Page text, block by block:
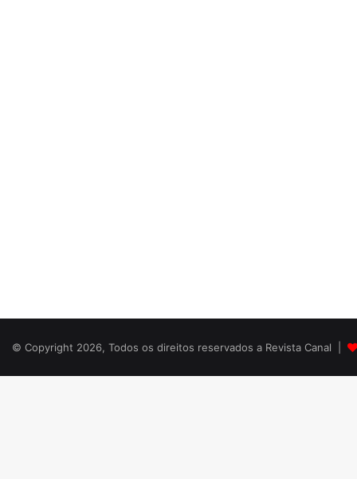
© Copyright 2026, Todos os direitos reservados a Revista Canal |